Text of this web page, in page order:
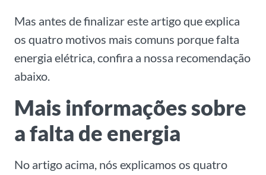
Mas antes de finalizar este artigo que explica
os quatro motivos mais comuns porque falta
energia elétrica, confira a nossa recomendação
abaixo.
Mais informações sobre
a falta de energia
No artigo acima, nós explicamos os quatro